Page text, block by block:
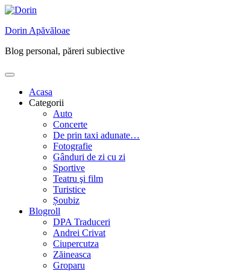
Skip
content
Dorin Apăvăloae
Blog personal, păreri subiective
Acasa
Categorii
Auto
Concerte
De prin taxi adunate…
Fotografie
Gânduri de zi cu zi
Sportive
Teatru şi film
Turistice
Șoubiz
Blogroll
DPA Traduceri
Andrei Crivat
Ciupercutza
Zăineasca
Groparu